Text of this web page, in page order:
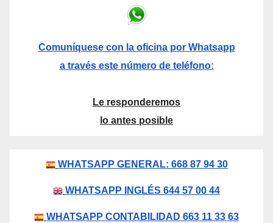
Comuníquese con la oficina por Whatsapp
a través este número de teléfono:
Le responderemos
lo antes posible
WHATSAPP GENERAL: 668 87 94 30
WHATSAPP INGLÉS 644 57 00 44
WHATSAPP CONTABILIDAD 663 11 33 63